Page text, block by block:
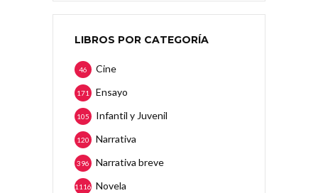
LIBROS POR CATEGORÍA
Cine
46
Ensayo
171
Infantil y Juvenil
105
Narrativa
120
Narrativa breve
396
Novela
1116